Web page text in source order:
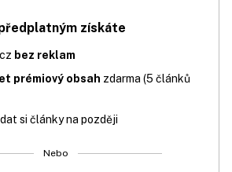
získáte
bez reklam
prémiový obsah zdarma (5 článků
si články na později
Nebo